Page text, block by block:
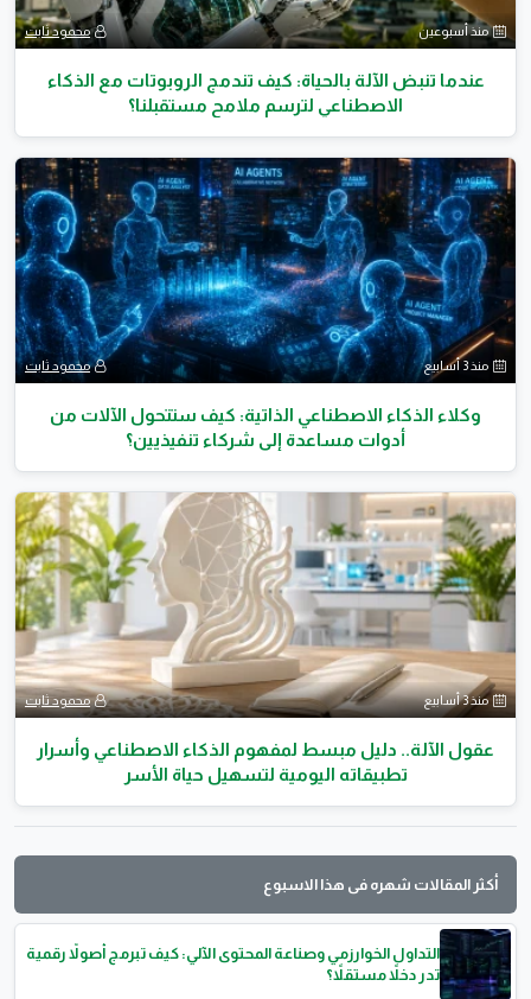
منذ أسبوعين محمود ثابت
عندما تنبض الآلة بالحياة: كيف تندمج الروبوتات مع الذكاء
الاصطناعي لترسم ملامح مستقبلنا؟
منذ 3 أسابيع محمود ثابت
وكلاء الذكاء الاصطناعي الذاتية: كيف ستتحول الآلات من
أدوات مساعدة إلى شركاء تنفيذيين؟
منذ 3 أسابيع محمود ثابت
عقول الآلة.. دليل مبسط لمفهوم الذكاء الاصطناعي وأسرار
تطبيقاته اليومية لتسهيل حياة الأسر
أكثر المقالات شهره فى هذا الاسبوع
التداول الخوارزمي وصناعة المحتوى الآلي: كيف تبرمج أصولاً رقمية
تدر دخلاً مستقلاً؟